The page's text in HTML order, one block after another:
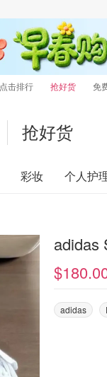
点击排行 抢好货 免
抢好货
彩妆 个人护
adidas
adidas